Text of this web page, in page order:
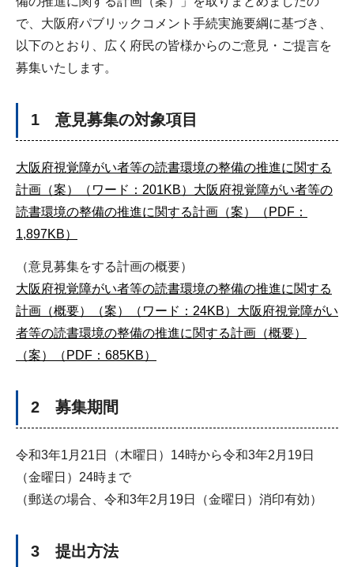
で、大阪府パブリックコメント手続実施要綱に基づき、
以下のとおり、広く府民の皆様からのご意見・ご提言を
募集いたします。
1 意見募集の対象項目
大阪府視覚障がい者等の読書環境の整備の推進に関する
計画（案）（ワード：201KB） 大阪府視覚障がい者等の
読書環境の整備の推進に関する計画（案）（PDF：
1,897KB）
（意見募集をする計画の概要）
大阪府視覚障がい者等の読書環境の整備の推進に関する
計画（概要）（案）（ワード：24KB） 大阪府視覚障がい
者等の読書環境の整備の推進に関する計画（概要）
（案）（PDF：685KB）
2 募集期間
令和3年1月21日（木曜日）14時から令和3年2月19日
（金曜日）24時まで
（郵送の場合、令和3年2月19日（金曜日）消印有効）
3 提出方法